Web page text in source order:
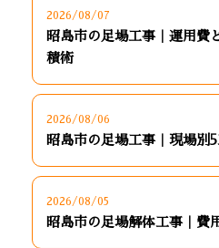
2026/08/07
昭島市の足場工事｜運用費
積術
2026/08/06
昭島市の足場工事｜現場別
2026/08/05
昭島市の足場解体工事｜費